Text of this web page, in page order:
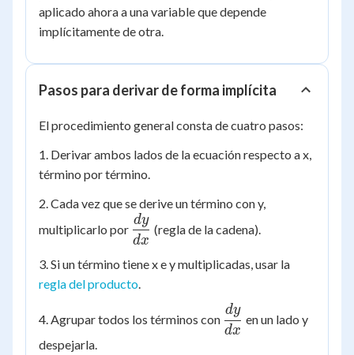
aplicado ahora a una variable que depende
implícitamente de otra.
Pasos para derivar de forma implícita
El procedimiento general consta de cuatro pasos:
1. Derivar ambos lados de la ecuación respecto a x,
término por término.
2. Cada vez que se derive un término con y,
multiplicarlo por \dfrac{dy}
{dx}
dx
dy
(regla de la cadena).
3. Si un término tiene x e y multiplicadas, usar la
regla del producto.
4. Agrupar todos los términos con \dfrac{dy}
{dx}
dx
dy
en un lado y
despejarla.